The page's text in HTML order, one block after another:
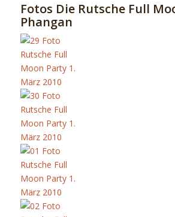
Fotos Die Rutsche Full
Phangan